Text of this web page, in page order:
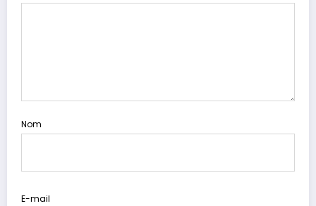
Nom
E-mail